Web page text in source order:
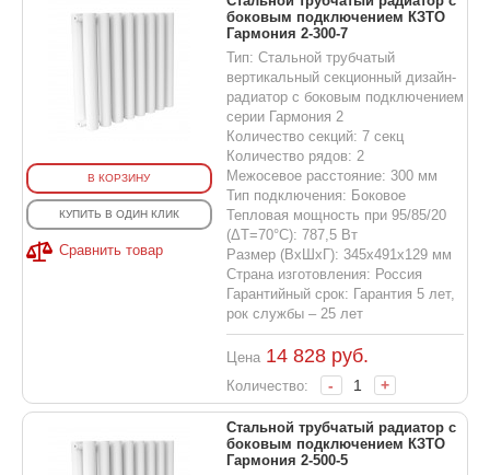
В КОРЗИНУ
КУПИТЬ В ОДИН КЛИК
Сравнить товар
боковым подключением КЗТО
Гармония 2-300-7
Тип: Стальной трубчатый
вертикальный секционный дизайн-
радиатор с боковым подключением
серии Гармония 2
Количество секций: 7 секц
Количество рядов: 2
Межосевое расстояние: 300 мм
Тип подключения: Боковое
Тепловая мощность при 95/85/20
(ΔT=70°C): 787,5 Вт
Размер (ВхШхГ): 345х491х129 мм
Страна изготовления: Россия
Гарантийный срок: Гарантия 5 лет,
рок службы – 25 лет
Цена 14 828руб.
Количество: - +
Стальной трубчатый радиатор с
боковым подключением КЗТО
Гармония 2-500-5